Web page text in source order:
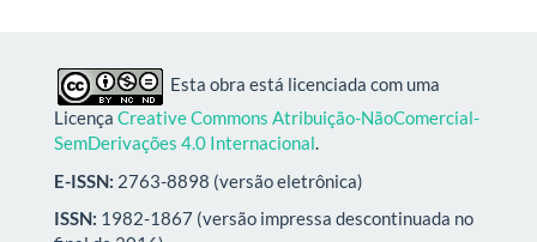
Esta obra está licenciada com uma
Licença Creative Commons Atribuição-NãoComercial-
SemDerivações 4.0 Internacional.
E-ISSN: 2763-8898 (versão eletrônica)
ISSN: 1982-1867 (versão impressa descontinuada no